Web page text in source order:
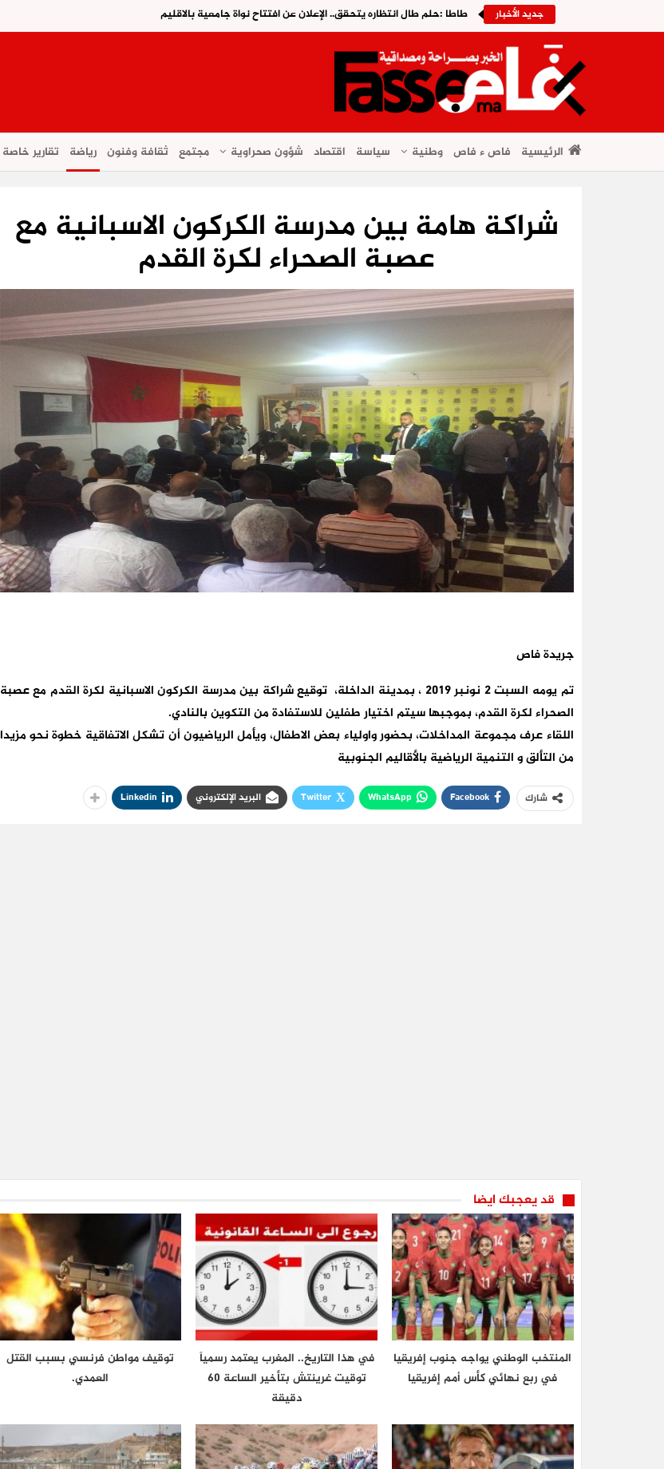
جديد الأخبار طاطا :حلم طال انتظاره يتحقق.. الإعلان عن افتتاح نواة جامعية بالاقليم
الرئيسية فاص ء فاص وطنية سياسة اقتصاد شؤون صحراوية مجتمع ثقافة وفنون رياضة تقارير خاصة
شراكة هامة بين مدرسة الكركون الاسبانية مع
عصبة الصحراء لكرة القدم
جريدة فاص
تم يومه السبت 2 نونبر 2019 ، بمدينة الداخلة، توقيع شراكة بين مدرسة الكركون الاسبانية لكرة القدم مع عصبة
الصحراء لكرة القدم، بموجبها سيتم اختيار طفلين للاستفادة من التكوين بالنادي.
اللقاء عرف مجموعة المداخلات، بحضور واولياء بعض الاطفال، ويأمل الرياضيون أن تشكل الاتفاقية خطوة نحو مزيدا
من التألق و التنمية الرياضية بالأقاليم الجنوبية
شارك Facebook
WhatsApp
Twitter البريد الإلكتروني Linkedin
قد يعجبك ايضا
المنتخب الوطني يواجه جنوب إفريقيا
في ربع نهائي كأس أمم إفريقيا
في هذا التاريخ.. المغرب يعتمد رسمياً
توقيت غرينتش بتأخير الساعة 60
دقيقة
توقيف مواطن فرنسي بسبب القتل
العمدي.